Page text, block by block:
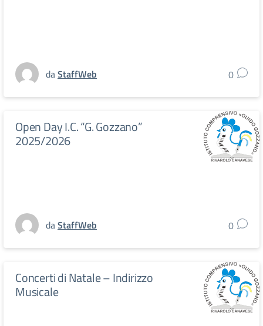
daStaffWeb 0
Open Day I.C. “G. Gozzano”
2025/2026
daStaffWeb 0
Concerti di Natale – Indirizzo
Musicale